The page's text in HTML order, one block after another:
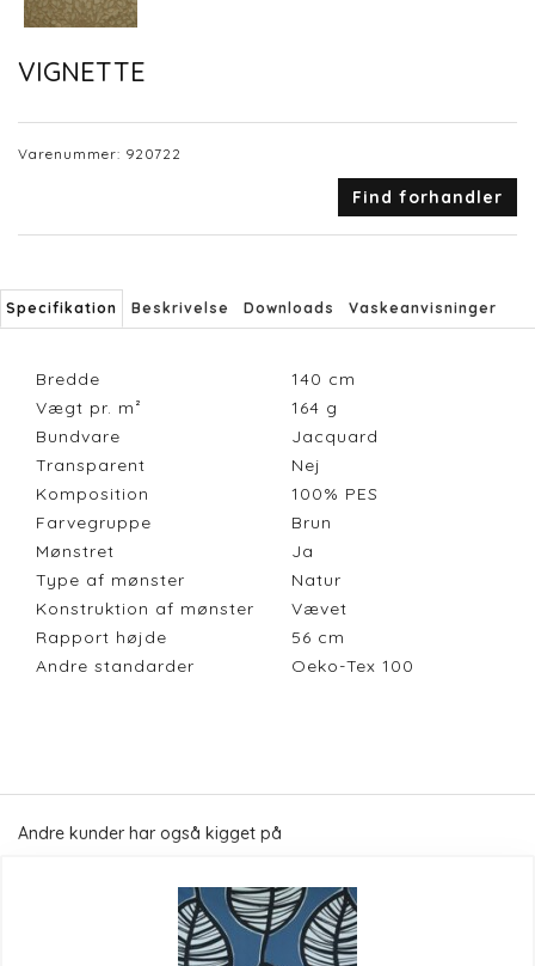
VIGNETTE
Varenummer: 920722
Find forhandler
Specifikation Beskrivelse Downloads Vaskeanvisninger
Bredde 140 cm
Vægt pr. m²
164 g
Bundvare
Jacquard
Transparent
Nej
Komposition
100% PES
Farvegruppe
Brun
Mønstret
Ja
Type af mønster
Natur
Konstruktion af mønster
Vævet
Rapport højde
56 cm
Andre standarder
Oeko-Tex 100
Andre kunder har også kigget på